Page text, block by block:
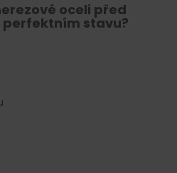
oceli před
perfektním stavu?